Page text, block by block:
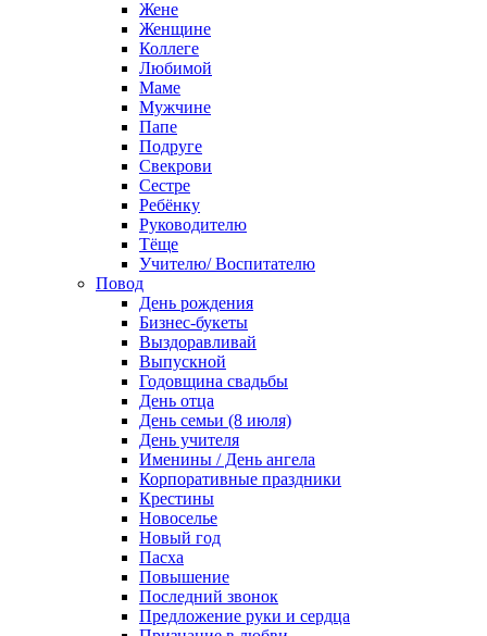
Жене
Женщине
Коллеге
Любимой
Маме
Мужчине
Папе
Подруге
Свекрови
Сестре
Ребёнку
Руководителю
Тёще
Учителю/ Воспитателю
Повод
День рождения
Бизнес-букеты
Выздоравливай
Выпускной
Годовщина свадьбы
День отца
День семьи (8 июля)
День учителя
Именины / День ангела
Корпоративные праздники
Крестины
Новоселье
Новый год
Пасха
Повышение
Последний звонок
Предложение руки и сердца